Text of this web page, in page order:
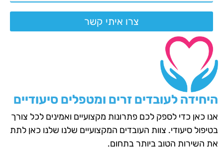
צרו איתי קשר
היחידה לעובדים זרים ומטפלים סיעודיים
אנו כאן כדי לספק לכם פתרונות מקצועיים ואמינים לכל צורך
בטיפול סיעודי. צוות העובדים המקצועיים שלנו שלנו כאן לתת
את השירות הטוב ביותר בתחום.